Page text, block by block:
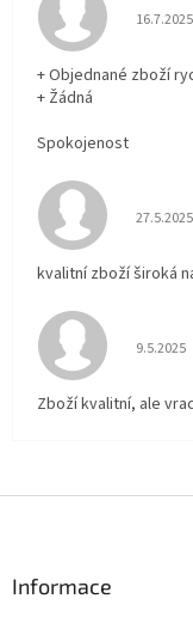
16.7.2025
+ Objednané zboží
+ Žádná
Spokojenost
27.5.2025
kvalitní zboží široká
9.5.2025
Zboží kvalitní, ale
Informace